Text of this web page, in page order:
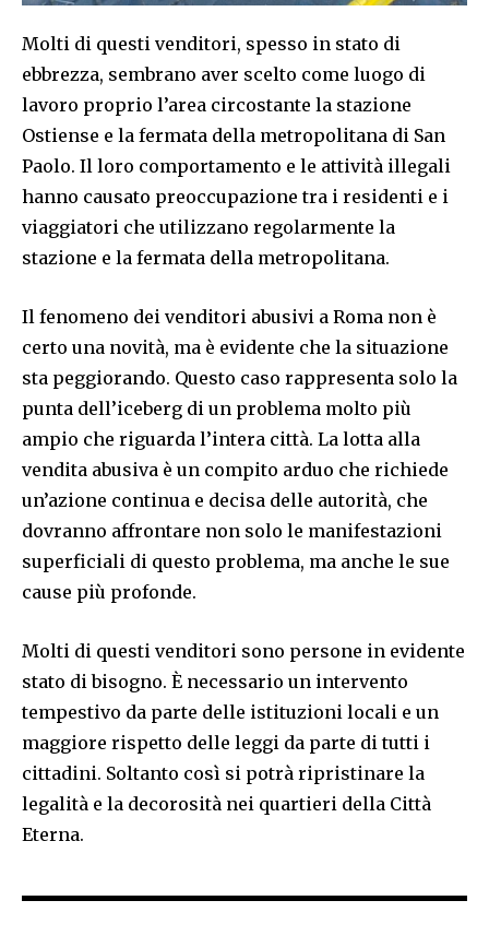
Molti di questi venditori, spesso in stato di
ebbrezza, sembrano aver scelto come luogo di
lavoro proprio l’area circostante la stazione
Ostiense e la fermata della metropolitana di San
Paolo. Il loro comportamento e le attività illegali
hanno causato preoccupazione tra i residenti e i
viaggiatori che utilizzano regolarmente la
stazione e la fermata della metropolitana.
Il fenomeno dei venditori abusivi a Roma non è
certo una novità, ma è evidente che la situazione
sta peggiorando. Questo caso rappresenta solo la
punta dell’iceberg di un problema molto più
ampio che riguarda l’intera città. La lotta alla
vendita abusiva è un compito arduo che richiede
un’azione continua e decisa delle autorità, che
dovranno affrontare non solo le manifestazioni
superficiali di questo problema, ma anche le sue
cause più profonde.
Molti di questi venditori sono persone in evidente
stato di bisogno. È necessario un intervento
tempestivo da parte delle istituzioni locali e un
maggiore rispetto delle leggi da parte di tutti i
cittadini. Soltanto così si potrà ripristinare la
legalità e la decorosità nei quartieri della Città
Eterna.